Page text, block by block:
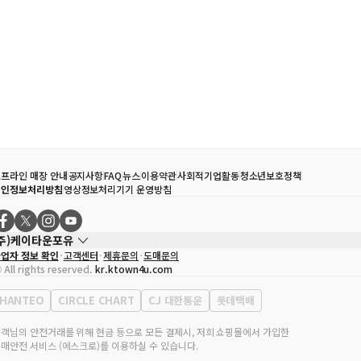
라인 매장 안내공지사항FAQ뉴스이용약관사회적기업활동청소년보호정책
정보처리방침영상정보처리기기 운영방침
)케이타운포유
자
송효민
업자등록번호
120-87-71116
판매업 신고번호 제2011-서울강남-02223
표전화
02-552-9855
자 정보 확인 고객센터 제휴문의 도매문의
rights reserved. kr.ktown4u.com
HANTEO CIRCLE CHART CJ 대한통운 롯데택배
님의 안전거래를 위해 현금 등으로 모든 결제시, 저희 쇼핑몰에서 가입한
안전 서비스 (에스크로)를 이용하실 수 있습니다.